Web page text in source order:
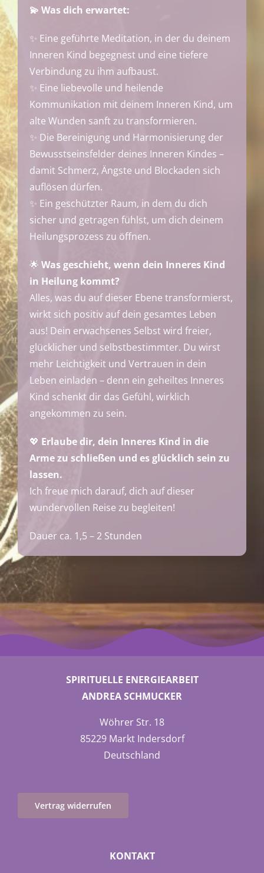
💫 Was dich erwartet:
✨ Eine geführte Meditation, in der du deinem
Inneren Kind begegnest und eine tiefere
Verbindung zu ihm aufbaust.
✨ Eine liebevolle und heilende
Kommunikation mit deinem Inneren Kind, um
alte Wunden sanft zu transformieren.
✨ Die Bereinigung und Harmonisierung der
Bewusstseinsfelder deines Inneren Kindes –
damit Schmerz, Ängste und Blockaden sich
auflösen dürfen.
✨ Ein geschützter Raum, in dem du dich
sicher und getragen fühlst, um dich deinem
Heilungsprozess zu öffnen.
🌟 Was geschieht, wenn dein Inneres Kind
in Heilung kommt?
Alles, was du auf dieser Ebene transformierst,
wirkt sich positiv auf dein gesamtes Leben
aus! Dein erwachsenes Selbst wird freier,
glücklicher und selbstbestimmter. Du wirst
mehr Leichtigkeit und Vertrauen in dein
Leben einladen – denn ein geheiltes Inneres
Kind schenkt dir das Gefühl, wirklich
angekommen zu sein.
💖 Erlaube dir, dein Inneres Kind in die
Arme zu schließen und es glücklich sein zu
lassen.
Ich freue mich darauf, dich auf dieser
wundervollen Reise zu begleiten!
Dauer ca. 1,5 – 2 Stunden
SPIRITUELLE ENERGIEARBEIT
ANDREA SCHMUCKER
Wöhrer Str. 18
85229 Markt Indersdorf
Deutschland
Vertrag widerrufen
KONTAKT